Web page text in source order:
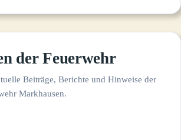
der Feuerwehr
Beiträge, Berichte und Hinweise der
Markhausen.